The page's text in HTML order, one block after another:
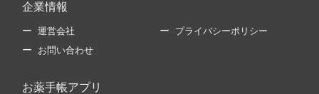
企業情報
運営会社 プライバシーポリシー
お問い合わせ
お薬手帳アプリ